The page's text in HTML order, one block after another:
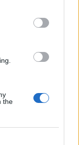
the
Παρασκευή
: Οι εμπειρίες
τα πύρινα